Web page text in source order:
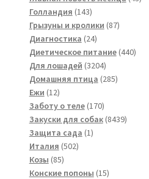
Голландия 143143
товара
Грызуны и кролики 8787
Диагностика 2424
товара
Диетическое питание 440440
Для лошадей 32043204
товара
Домашняя птица 285285
Ежи 1212
товаров
Заботу о теле 170170
товаров
Закуски для собак 84398439
Защита сада 11
Италия 502502
Козы 8585
товаров
Конские попоны 1515